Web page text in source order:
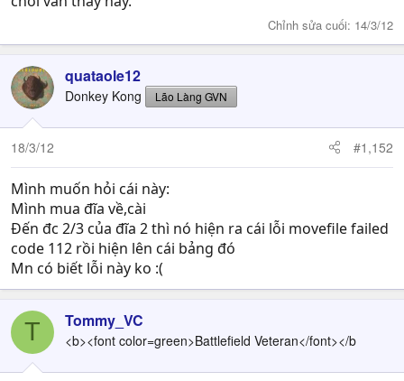
Chỉnh sửa cuối: 14/3/12
quataole12
Donkey Kong Lão Làng GVN
18/3/12 #1,152
Mình muốn hỏi cái này:
Mình mua đĩa về,cài
Đến đc 2/3 của đĩa 2 thì nó hiện ra cái lỗi movefile failed
code 112 rồi hiện lên cái bảng đó
Mn có biết lỗi này ko :(
T Tommy_VC
<b><font color=green>Battlefield Veteran</font></b